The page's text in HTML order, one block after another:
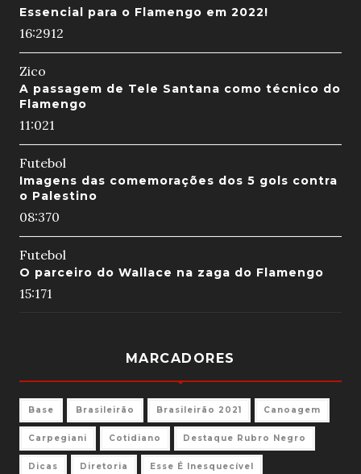
Essencial para o Flamengo em 2022!
16:2912
Zico
A passagem de Tele Santana como técnico do
Flamengo
11:021
Futebol
Imagens das comemorações dos 5 gols contra
o Palestino
08:370
Futebol
O parceiro do Wallace na zaga do Flamengo
15:171
MARCADORES
Base Brasileirão Brasileirão 2021 Canoagem
Carpegiani Cotidiano Destaque Rubro Negro
Dicas Diretoria Esse É Inesquecível